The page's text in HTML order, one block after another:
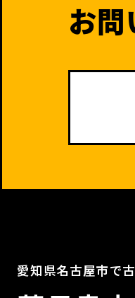
お
愛知県名古屋市で